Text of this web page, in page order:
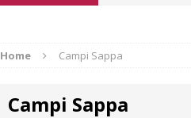
San Lorenzo
Home Campi Sappa
Campi Sappa